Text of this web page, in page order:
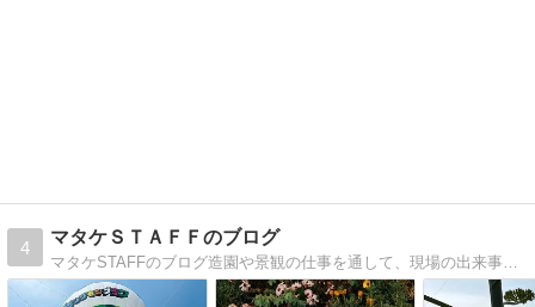
4
マタケＳＴＡＦＦのブログ